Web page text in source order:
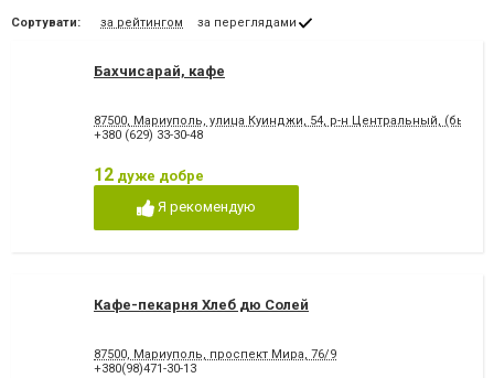
Сортувати: за рейтингом за переглядами
Бахчисарай, кафе
87500, Мариуполь, улица Куинджи, 54, р-н Центральный,
+380 (629) 33-30-48
12 дуже добре
Я рекомендую
Кафе-пекарня Хлеб дю Солей
87500, Мариуполь, проспект Мира, 76/9
+380(98)471-30-13